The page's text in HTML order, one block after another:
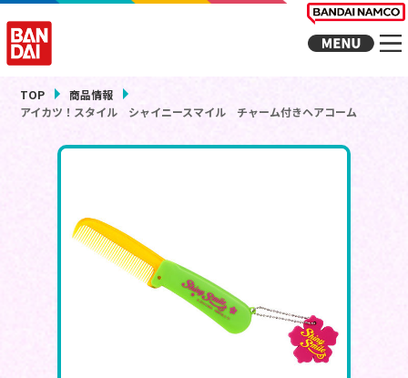
TOP
商品情報
アイカツ！スタイル シャイニースマイル チャーム付きヘアコーム